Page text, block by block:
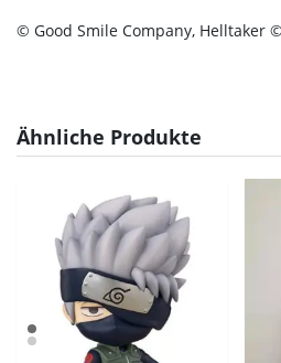
© Good Smile Company, Helltaker
Ähnliche Produkte